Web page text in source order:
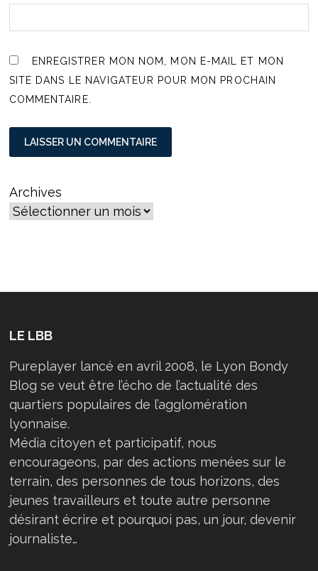
ENREGISTRER MON NOM, MON E-MAIL ET MON
SITE DANS LE NAVIGATEUR POUR MON PROCHAIN
COMMENTAIRE.
Archives
LE LBB
Pureplayer lancé en avril 2008, le Lyon Bondy
Blog se veut être l’écho de l’actualité des
quartiers populaires de l’agglomération
lyonnaise.
Média citoyen et participatif, nous
encourageons, par des actions menées sur le
terrain, des personnes de tous horizons, des
jeunes travailleurs et toute autre personne
désirant écrire et pourquoi pas, un jour, devenir
journaliste…